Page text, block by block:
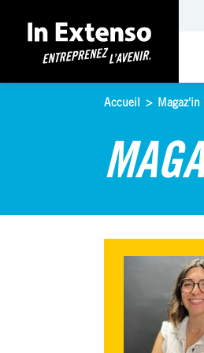
Accueil > Magaz'in